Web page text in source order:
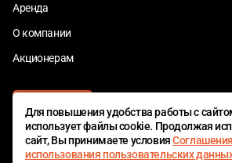
Аренда
О компании
Акционерам
Для повышения удобства работы с
использует файлы cookie. Продолжая
сайт, Вы принимаете условия
использования пользовательских